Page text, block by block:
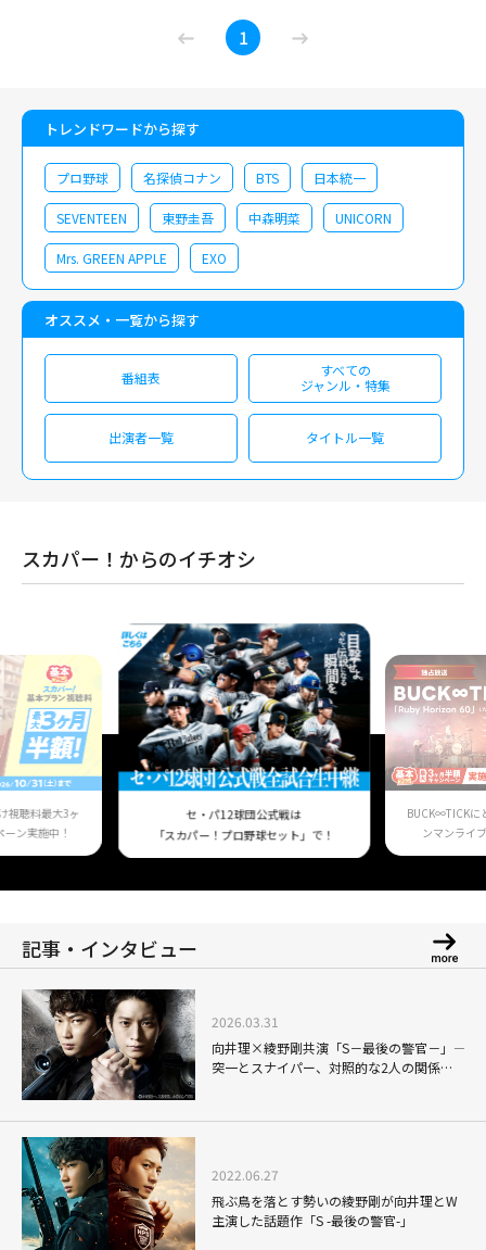
1
トレンドワードから探す
プロ野球 名探偵コナン BTS 日本統一
SEVENTEEN 東野圭吾 中森明菜 UNICORN
Mrs. GREEN APPLE EXO
オススメ・一覧から探す
番組表
すべての
ジャンル・特集
出演者一覧 タイトル一覧
スカパー！からのイチオシ
視聴料最大3ヶ
ン実施中！
セ・パ12球団公式戦は
「スカパー！プロ野球セット」で！
BUCK∞TICKに
ンマンライ
記事・インタビュー
2026.03.31
向井理×綾野剛共演「S－最後の警官－」――
突一とスナイパー、対照的な2人の関係性
2022.06.27
飛ぶ鳥を落とす勢いの綾野剛が向井理とW
主演した話題作「S -最後の警官-」